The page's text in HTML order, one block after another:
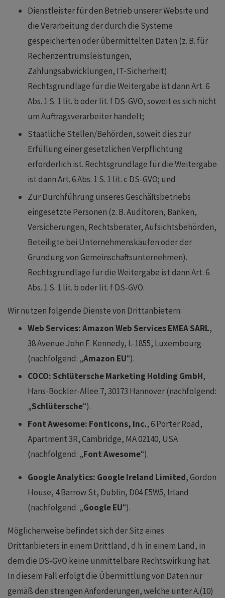
Dienstleister für den Betrieb unserer Website und
die Verarbeitung der durch die Systeme
gespeicherten oder übermittelten Daten (z. B. für
Rechenzentrumsleistungen,
Zahlungsabwicklungen, IT-Sicherheit).
Rechtsgrundlage für die Weitergabe ist dann Art. 6
Abs. 1 S. 1 lit. b oder lit. f DS-GVO, soweit es sich nicht
um Auftragsverarbeiter handelt;
Staatliche Stellen/Behörden, soweit dies zur
Erfüllung einer gesetzlichen Verpflichtung
erforderlich ist. Rechtsgrundlage für die Weitergabe
ist dann Art. 6 Abs. 1 S. 1 lit. c DS-GVO; und
Zur Durchführung unseres Geschäftsbetriebs
eingesetzte Personen (z. B. Auditoren, Banken,
Versicherungen, Rechtsberater, Aufsichtsbehörden,
Beteiligte bei Unternehmenskäufen oder der
Gründung von Gemeinschaftsunternehmen).
Rechtsgrundlage für die Weitergabe ist dann Art. 6
Abs. 1 S. 1 lit. b oder lit. f DS-GVO.
Wir nutzen folgende Dienste von Drittanbietern:
Web Services: Amazon Web Services EMEA SARL,
38 Avenue John F. Kennedy, L-1855, Luxembourg
(nachfolgend: „Amazon EU“).
COCO: Schlütersche Marketing Holding GmbH,
Hans-Böckler-Allee 7, 30173 Hannover (nachfolgend:
„Schlütersche“).
Font Awesome: Fonticons, Inc., 6 Porter Road,
Apartment 3R, Cambridge, MA 02140, USA
(nachfolgend: „Font Awesome“).
Google Analytics: Google Ireland Limited, Gordon
House, 4 Barrow St, Dublin, D04 E5W5, Irland
(nachfolgend: „Google EU“).
Möglicherweise befindet sich der Sitz eines
Drittanbieters in einem Drittland, d.h. in einem Land, in
dem die DS-GVO keine unmittelbare Rechtswirkung hat.
In diesem Fall erfolgt die Übermittlung von Daten nur
gemäß den strengen Anforderungen, welche unter A.(10)